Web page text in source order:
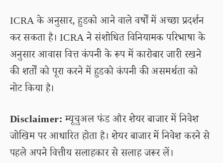
ICRA के अनुसार, हुडको आने वाले वर्षों में अच्छा प्रदर्शन
कर सकता है। ICRA ने संशोधित विनियामक परिभाषा के
अनुसार आवास वित्त कंपनी के रूप में कारोबार जारी रखने
की शर्तों को पूरा करने में हुडको कंपनी की असमर्थता को
नोट किया है।
Disclaimer:म्यूचुअल फंड और शेयर बाजार में निवेश
जोखिम पर आधारित होता है। शेयर बाजार में निवेश करने से
पहले अपने वित्तीय सलाहकार से सलाह जरूर लें।